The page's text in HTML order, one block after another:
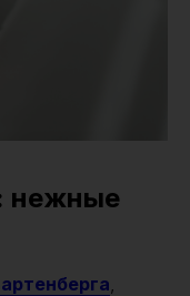
нежные
,